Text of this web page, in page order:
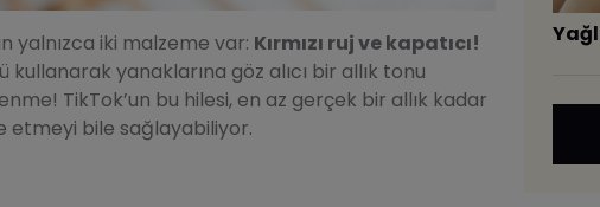
yalnızca iki malzeme var: Kırmızı ruj ve kapatıcı!
kullanarak yanaklarına göz alıcı bir allık tonu
TikTok’un bu hilesi, en az gerçek bir allık kadar
etmeyi bile sağlayabiliyor.